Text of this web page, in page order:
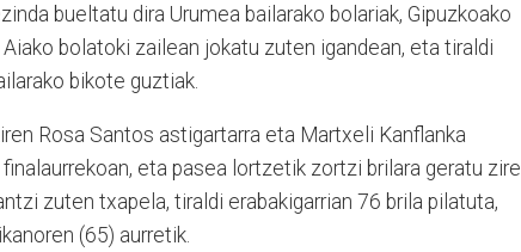
bueltatu dira Urumea bailarako bolariak, Gipuzkoako
bolatoki zailean jokatu zuten igandean, eta tiraldi
bikote guztiak.
Rosa Santos astigartarra eta Martxeli Kanflanka
eta pasea lortzetik zortzi brilara geratu
zuten txapela, tiraldi erabakigarrian 76 brila pilatuta,
(65) aurretik.